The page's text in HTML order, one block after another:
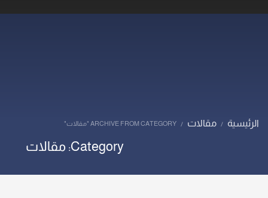
الرئيسية مقالات ARCHIVE FROM CATEGORY "مقالات"
Category: مقالات